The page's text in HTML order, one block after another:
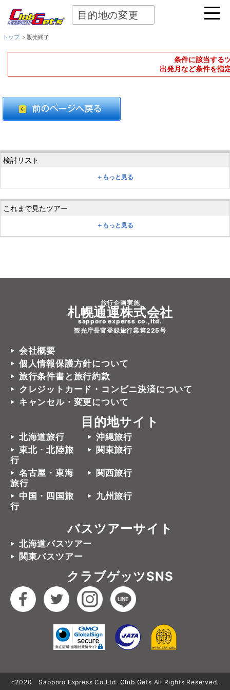
目的地の変更
トップ＞販売終了
条件に該当する
出発月など条件を指
＋もっと見る
＋もっと見る
旅行企画実施
札幌通運株式会社
sapporo experss co.,ltd.
観光庁長官登録旅行業第225号
会社概要
個人情報保護方針について
旅行条件書と旅行約款
クレジットカード・コンビニ決済について
キャンセル・変更について
目的地サイト
北海道旅行
沖縄旅行
東北・北陸旅
行
関東旅行
名古屋・東海
旅行
関西旅行
中国・四国旅
行
九州旅行
バスツアーサイト
北海道バスツアー
関東バスツアー
クラブゲッツSNS
c2020 Sapporo Express Co.Ltd. Club Gets All Rights Reserved.